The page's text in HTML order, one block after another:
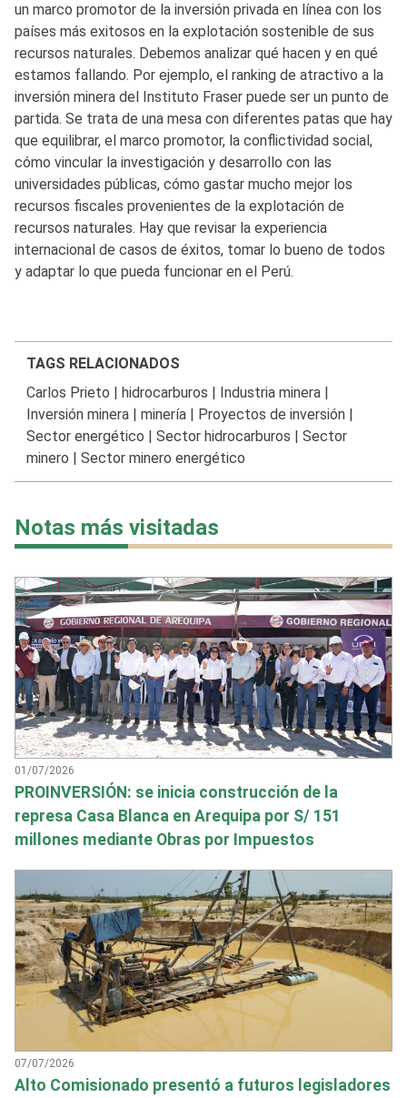
un marco promotor de la inversión privada en línea con los
países más exitosos en la explotación sostenible de sus
recursos naturales. Debemos analizar qué hacen y en qué
estamos fallando. Por ejemplo, el ranking de atractivo a la
inversión minera del Instituto Fraser puede ser un punto de
partida. Se trata de una mesa con diferentes patas que hay
que equilibrar, el marco promotor, la conflictividad social,
cómo vincular la investigación y desarrollo con las
universidades públicas, cómo gastar mucho mejor los
recursos fiscales provenientes de la explotación de
recursos naturales. Hay que revisar la experiencia
internacional de casos de éxitos, tomar lo bueno de todos
y adaptar lo que pueda funcionar en el Perú.
TAGS RELACIONADOS
Carlos Prieto
hidrocarburos Industria minera|
Inversión minera| minería| Proyectos de inversión|
Sector energético
Sector hidrocarburos
Sector
minero
Sector minero energético
Notas más visitadas
01/07/2026
PROINVERSIÓN: se inicia construcción de la
represa Casa Blanca en Arequipa por S/ 151
millones mediante Obras por Impuestos
07/07/2026
Alto Comisionado presentó a futuros legisladores